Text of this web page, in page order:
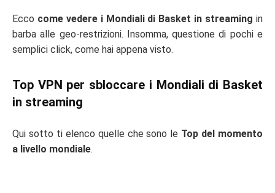
Ecco come vedere i Mondiali di Basket in streaming in
barba alle geo-restrizioni. Insomma, questione di pochi e
semplici click, come hai appena visto.
Top VPN per sbloccare i Mondiali di Basket
in streaming
Qui sotto ti elenco quelle che sono le Top del momento
a livello mondiale.